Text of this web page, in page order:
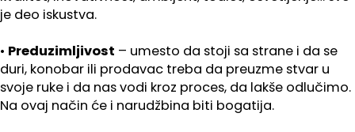
je deo iskustva.
• Preduzimljivost – umesto da stoji sa strane i da se
duri, konobar ili prodavac treba da preuzme stvar u
svoje ruke i da nas vodi kroz proces, da lakše odlučimo.
Na ovaj način će i narudžbina biti bogatija.